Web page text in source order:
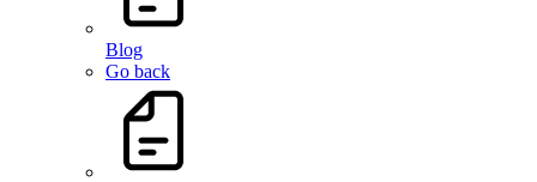
Blog
Go back